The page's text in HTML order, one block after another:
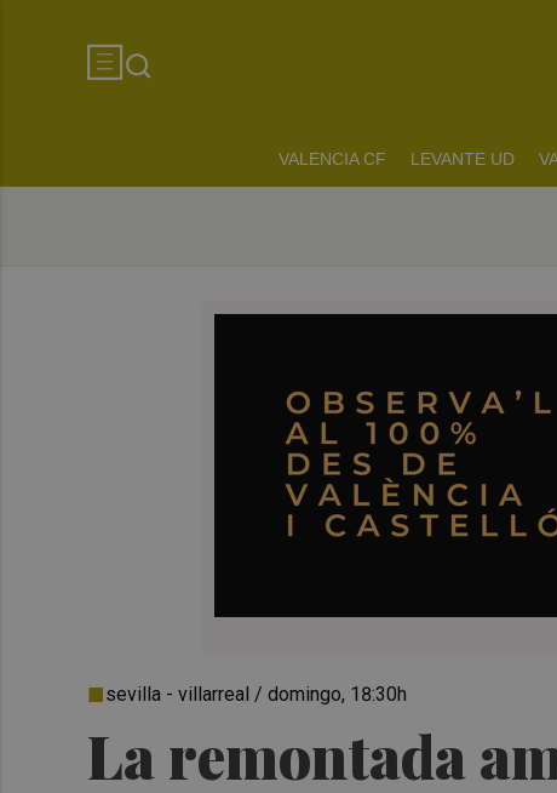
VALENCIA CF LEVANTE UD
La remontada
sevilla - villarreal / domingo, 18:30h